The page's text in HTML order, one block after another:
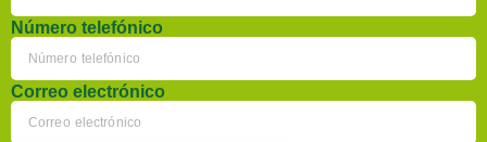
Número telefónico
Correo electrónico